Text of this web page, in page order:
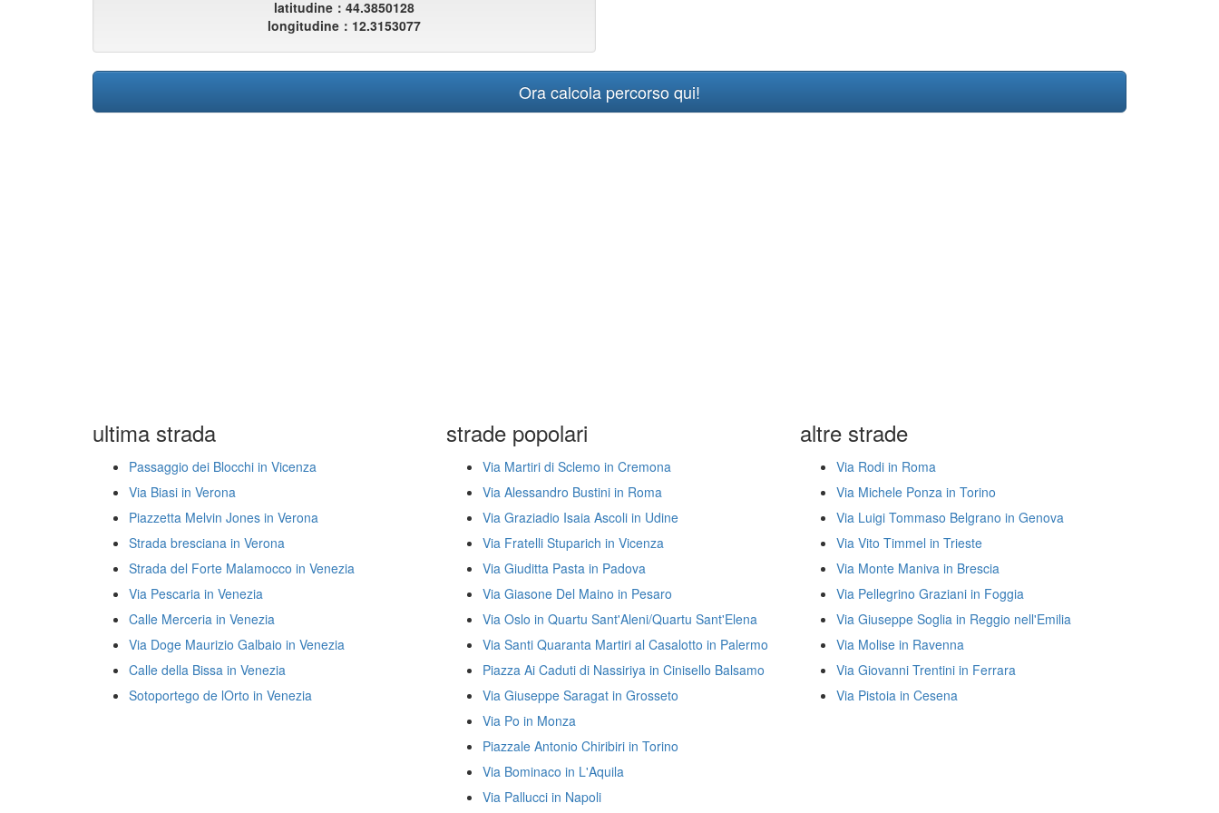
latitudine：44.3850128
longitudine：12.3153077
Ora calcola percorso qui!
ultima strada
Passaggio dei Blocchi in Vicenza
Via Biasi in Verona
Piazzetta Melvin Jones in Verona
Strada bresciana in Verona
Strada del Forte Malamocco in Venezia
Via Pescaria in Venezia
Calle Merceria in Venezia
Via Doge Maurizio Galbaio in Venezia
Calle della Bissa in Venezia
Sotoportego de lOrto in Venezia
strade popolari
Via Martiri di Sclemo in Cremona
Via Alessandro Bustini in Roma
Via Graziadio Isaia Ascoli in Udine
Via Fratelli Stuparich in Vicenza
Via Giuditta Pasta in Padova
Via Giasone Del Maino in Pesaro
Via Oslo in Quartu Sant'Aleni/Quartu Sant'Elena
Via Santi Quaranta Martiri al Casalotto in Palermo
Piazza Ai Caduti di Nassiriya in Cinisello Balsamo
Via Giuseppe Saragat in Grosseto
Via Po in Monza
Piazzale Antonio Chiribiri in Torino
Via Bominaco in L'Aquila
Via Pallucci in Napoli
altre strade
Via Rodi in Roma
Via Michele Ponza in Torino
Via Luigi Tommaso Belgrano in Genova
Via Vito Timmel in Trieste
Via Monte Maniva in Brescia
Via Pellegrino Graziani in Foggia
Via Giuseppe Soglia in Reggio nell'Emilia
Via Molise in Ravenna
Via Giovanni Trentini in Ferrara
Via Pistoia in Cesena